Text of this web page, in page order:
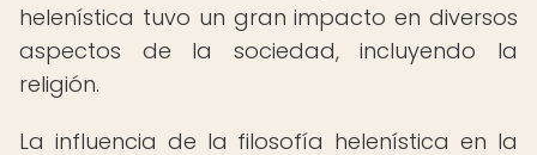
helenística tuvo un gran impacto en diversos
aspectos de la sociedad, incluyendo la
religión.
La influencia de la filosofía helenística en la